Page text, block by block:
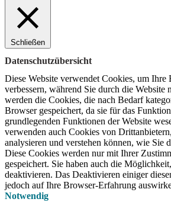
Schließen
Datenschutzübersicht
Diese Website verwendet Cookies, um Ihre
verbessern, während Sie durch die Website
werden die Cookies, die nach Bedarf
Browser gespeichert, da sie für das
grundlegenden Funktionen der Website
verwenden auch Cookies von
analysieren und verstehen können, wie Sie
Diese Cookies werden nur mit Ihrer
gespeichert. Sie haben auch die
deaktivieren. Das Deaktivieren einiger
jedoch auf Ihre Browser-Erfahrung
Notwendig